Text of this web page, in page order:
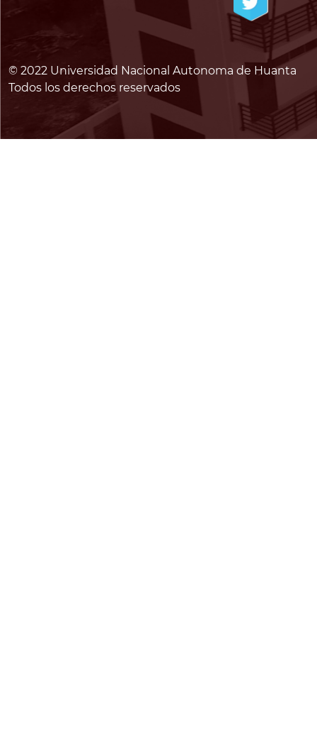
© 2022 Universidad Nacional Autonoma de Huanta
Todos los derechos reservados